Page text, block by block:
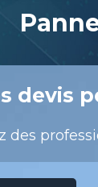
devis
des